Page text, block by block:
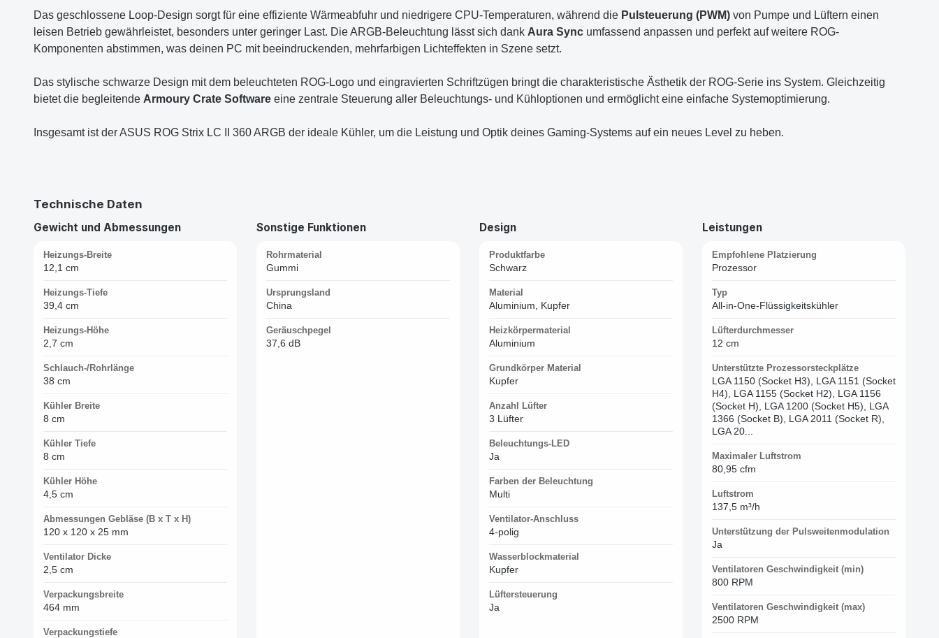
Das geschlossene Loop-Design sorgt für eine effiziente Wärmeabfuhr und niedrigere CPU-Temperaturen, während die Pulsteuerung (PWM) von Pumpe und Lüftern einen
leisen Betrieb gewährleistet, besonders unter geringer Last. Die ARGB-Beleuchtung lässt sich dank Aura Sync umfassend anpassen und perfekt auf weitere ROG-
Komponenten abstimmen, was deinen PC mit beeindruckenden, mehrfarbigen Lichteffekten in Szene setzt.
Das stylische schwarze Design mit dem beleuchteten ROG-Logo und eingravierten Schriftzügen bringt die charakteristische Ästhetik der ROG-Serie ins System. Gleichzeitig
bietet die begleitende Armoury Crate Software eine zentrale Steuerung aller Beleuchtungs- und Kühloptionen und ermöglicht eine einfache Systemoptimierung.
Insgesamt ist der ASUS ROG Strix LC II 360 ARGB der ideale Kühler, um die Leistung und Optik deines Gaming-Systems auf ein neues Level zu heben.
Technische Daten
Gewicht und Abmessungen
Heizungs-Breite
12,1 cm
Heizungs-Tiefe
39,4 cm
Heizungs-Höhe
2,7 cm
Schlauch-/Rohrlänge
38 cm
Kühler Breite
8 cm
Kühler Tiefe
8 cm
Kühler Höhe
4,5 cm
Abmessungen Gebläse (B x T x H)
120 x 120 x 25 mm
Ventilator Dicke
2,5 cm
Verpackungsbreite
464 mm
Verpackungstiefe
Sonstige Funktionen
Rohrmaterial
Gummi
Ursprungsland
China
Geräuschpegel
37,6 dB
Design
Produktfarbe
Schwarz
Material
Aluminium, Kupfer
Heizkörpermaterial
Aluminium
Grundkörper Material
Kupfer
Anzahl Lüfter
3 Lüfter
Beleuchtungs-LED
Ja
Farben der Beleuchtung
Multi
Ventilator-Anschluss
4-polig
Wasserblockmaterial
Kupfer
Lüftersteuerung
Ja
Leistungen
Empfohlene Platzierung
Prozessor
Typ
All-in-One-Flüssigkeitskühler
Lüfterdurchmesser
12 cm
Unterstützte Prozessorsteckplätze
LGA 1150 (Socket H3), LGA 1151 (Socket
H4), LGA 1155 (Socket H2), LGA 1156
(Socket H), LGA 1200 (Socket H5), LGA
1366 (Socket B), LGA 2011 (Socket R),
LGA 20...
Maximaler Luftstrom
80,95 cfm
Luftstrom
137,5 m³/h
Unterstützung der Pulsweitenmodulation
Ja
Ventilatoren Geschwindigkeit (min)
800 RPM
Ventilatoren Geschwindigkeit (max)
2500 RPM